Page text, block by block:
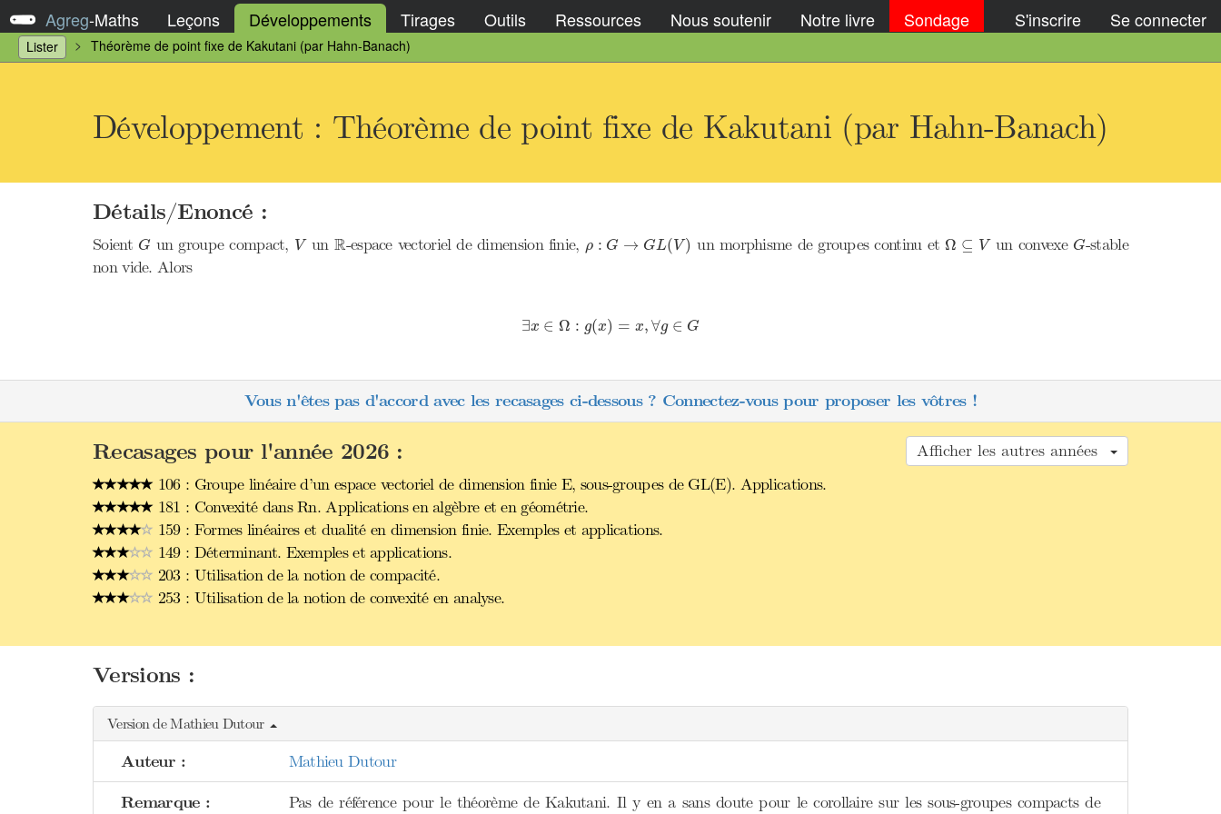
Agreg-Maths Leçons Développements Tirages Outils Ressources Nous soutenir Notre livre Sondage S'inscrire Se connecter
Lister Théorème de point fixe de Kakutani (par Hahn-Banach)
Développement : Théorème de point fixe de Kakutani (par Hahn-Banach)
Détails/Enoncé :
Soient G
Gun groupe compact, V
Vun R
R-espace vectoriel de dimension finie, ρ : G → GL(V)
G→ G L(V ) un morphisme de groupes continu etΩ ⊆ V
Ω ⊆V un convexe G
G-stable
non vide. Alors
∃x ∈ Ω : g(x) = x,∀g ∈ G
∃x ∈Ω g(x) ,∀ g∈ G
Vous n'êtes pas d'accord avec les recasages ci-dessous ? Connectez-vous pour proposer les vôtres !
Afficher les autres années
Recasages pour l'année 2026 :
106 : Groupe linéaire d’un espace vectoriel de dimension finie E, sous-groupes de GL(E). Applications.
181 : Convexité dans Rn. Applications en algèbre et en géométrie.
159 : Formes linéaires et dualité en dimension finie. Exemples et applications.
149 : Déterminant. Exemples et applications.
203 : Utilisation de la notion de compacité.
253 : Utilisation de la notion de convexité en analyse.
Versions :
Version de Mathieu Dutour
Auteur : Mathieu Dutour
Remarque : Pas de référence pour le théorème de Kakutani. Il y en a sans doute pour le corollaire sur les sous-groupes compacts de